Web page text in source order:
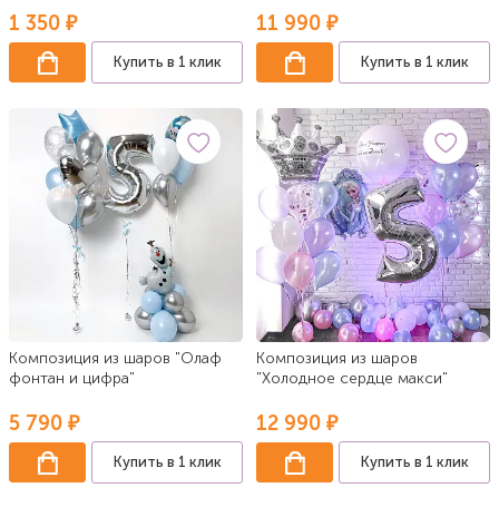
1 350 ₽
Купить в 1 клик
11 990 ₽
Купить в 1 клик
Композиция из шаров "Олаф
фонтан и цифра"
5 790 ₽
Купить в 1 клик
Композиция из шаров
"Холодное сердце макси"
12 990 ₽
Купить в 1 клик